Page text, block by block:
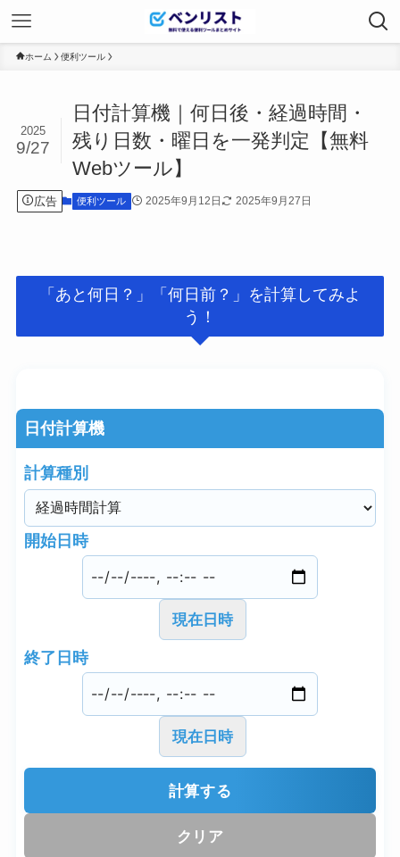
ホーム 便利ツール
日付計算機｜何日後・経過時間・
残り日数・曜日を一発判定【無料
Webツール】
2025
9/27
広告 便利ツール 2025年9月12日 2025年9月27日
「あと何日？」「何日前？」を計算してみよ
う！
日付計算機
計算種別
開始日時
現在日時
終了日時
現在日時
計算する
クリア